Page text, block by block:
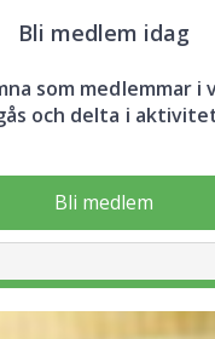
Bli medlem idag
som medlemmar i
och delta i
Bli medlem